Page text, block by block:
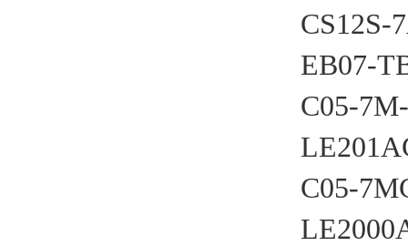
CS12S-
EB07-
C05-
C05-